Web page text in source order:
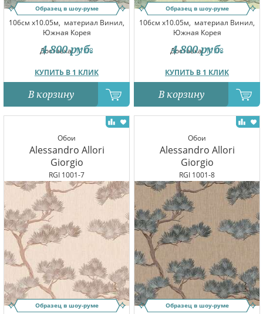
Образец в шоу-руме
106см x10.05м, материал Винил,
Южная Корея
Доставка:11.08
КУПИТЬ В 1 КЛИК
4 800 руб.
В корзину
Образец в шоу-руме
106см x10.05м, материал Винил,
Южная Корея
Доставка:11.08
КУПИТЬ В 1 КЛИК
4 800 руб.
В корзину
Обои
Alessandro Allori
Giorgio
RGI 1001-7
Образец в шоу-руме
Обои
Alessandro Allori
Giorgio
RGI 1001-8
Образец в шоу-руме